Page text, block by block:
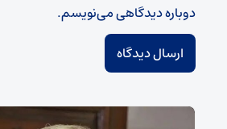
دوباره دیدگاهی می‌نویسم.